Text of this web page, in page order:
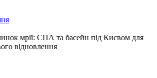
мрії: СПА та басейн під Києвом для
відновлення